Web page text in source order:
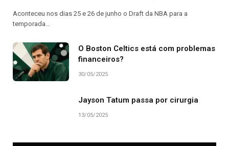
Aconteceu nos dias 25 e 26 de junho o Draft da NBA para a
temporada…
O Boston Celtics está com problemas
financeiros?
30/05/2025
Jayson Tatum passa por cirurgia
13/05/2025